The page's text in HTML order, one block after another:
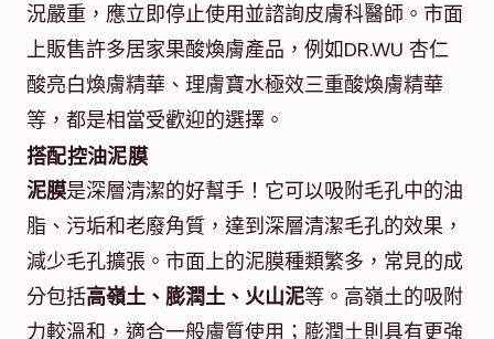
況嚴重，應立即停止使用並諮詢皮膚科醫師。市面
上販售許多居家果酸煥膚產品，例如DR.WU 杏仁
酸亮白煥膚精華、理膚寶水極效三重酸煥膚精華
等，都是相當受歡迎的選擇。
搭配控油泥膜
泥膜是深層清潔的好幫手！它可以吸附毛孔中的油
脂、污垢和老廢角質，達到深層清潔毛孔的效果，
減少毛孔擴張。市面上的泥膜種類繁多，常見的成
分包括高嶺土、膨潤土、火山泥等。高嶺土的吸附
力較溫和，適合一般膚質使用；膨潤土則具有更強